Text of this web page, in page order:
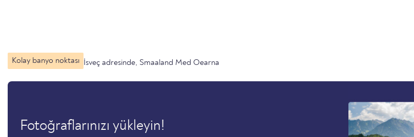
Kolay banyo noktası İsveç adresinde, Smaaland Med Oearna
Fotoğraflarınızı yükleyin!